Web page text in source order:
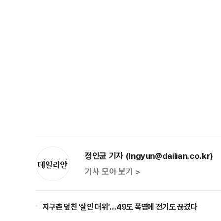
정인균 기자 (Ingyun@dailian.co.kr)
기사 모아 보기 >
지구촌 덮친 ‘살인 더위’…49도 폭염에 전기도 끊겼다